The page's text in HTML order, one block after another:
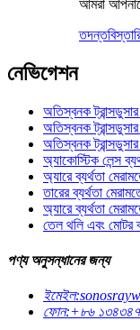
আমরা
তদন্ত
নেভিগেশন
অতিস্বনক
অতিস্বনক
অতিস্বনক
অ্যাকোস্টিক লেন্স
অ্যারে ব্যর্থতা
তারের ব্যর্থতা
অ্যারে ব্যর্থতা
তেল থলি এবং মোটর
পণ্য অনুসন্ধানের জন্য
ইমেইল:
ফোন:+৮৬